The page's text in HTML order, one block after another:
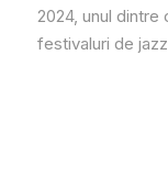
2024, unul
festivaluri de